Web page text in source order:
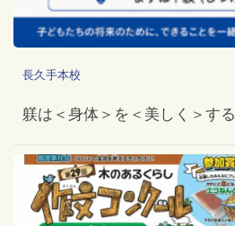
長久手本校
躾は＜身体＞を＜美しく＞する